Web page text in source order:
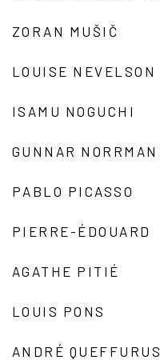
ZORAN MUŠIČ
LOUISE NEVELSON
ISAMU NOGUCHI
GUNNAR NORRMAN
PABLO PICASSO
PIERRE-ÉDOUARD
AGATHE PITIÉ
LOUIS PONS
ANDRÉ QUEFFURUS